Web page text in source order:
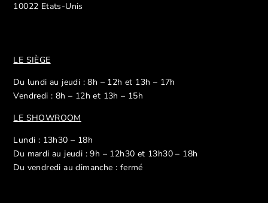
10022 Etats-Unis
LE SIÈGE
Du lundi au jeudi : 8h – 12h et 13h – 17h
Vendredi : 8h – 12h et 13h – 15h
LE SHOWROOM
Lundi : 13h30 – 18h
Du mardi au jeudi : 9h – 12h30 et 13h30 – 18h
Du vendredi au dimanche : fermé